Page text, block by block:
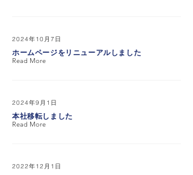
2024年10月7日
ホームページをリニューアルしました
Read More
2024年9月1日
本社移転しました
Read More
2022年12月1日